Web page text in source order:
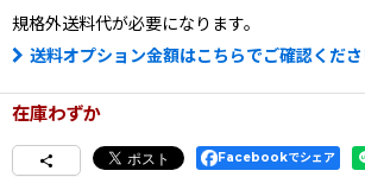
規格外送料代が必要になります。
送料オプション金額はこちらでご確認くださ
在庫わずか
Facebookでシェア